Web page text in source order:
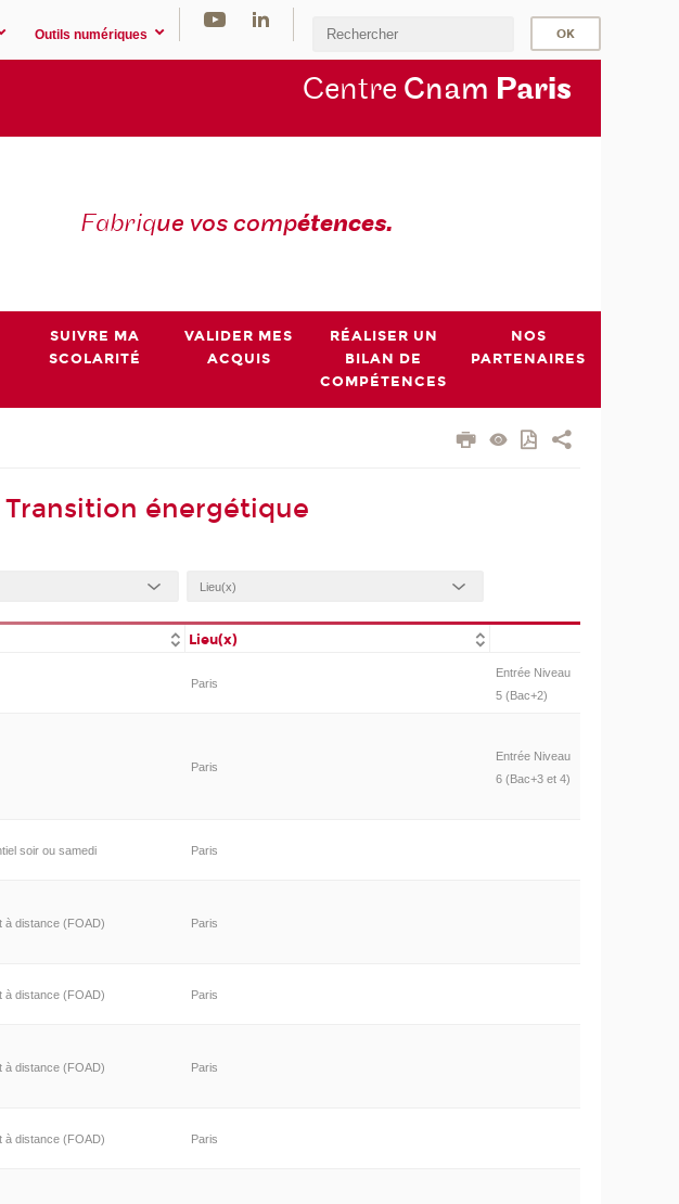
Outils numériques
Centre Cnam Paris
Fabrique vos compétences.
SUIVRE MA
SCOLARITÉ
VALIDER MES
ACQUIS
RÉALISER UN
BILAN DE
COMPÉTENCES
NOS
PARTENAIRES
énergétique
Lieu(x)
Paris
Entrée Niveau
5 (Bac+2)
Paris
Entrée Niveau
6 (Bac+3 et 4)
soir ou samedi Paris
à distance (FOAD) Paris
à distance (FOAD) Paris
à distance (FOAD) Paris
à distance (FOAD) Paris